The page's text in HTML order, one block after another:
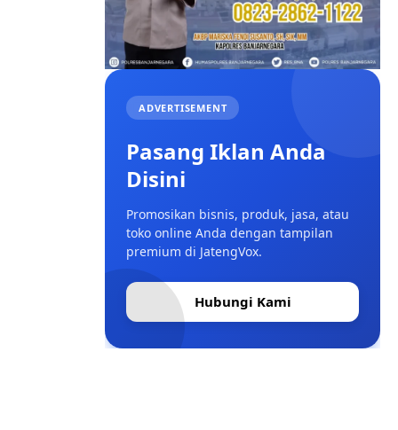
ADVERTISEMENT
Pasang Iklan Anda
Disini
Promosikan bisnis, produk, jasa, atau
toko online Anda dengan tampilan
premium di JatengVox.
Hubungi Kami